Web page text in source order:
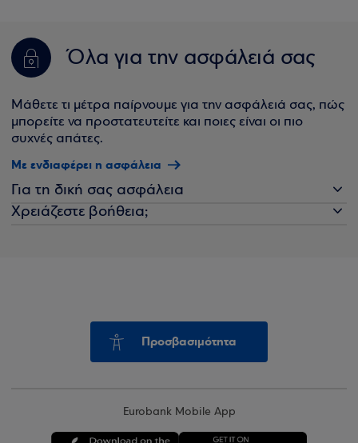
Όλα για την ασφάλειά σας
Μάθετε τι μέτρα παίρνουμε για την ασφάλειά σας, πώς
μπορείτε να προστατευτείτε και ποιες είναι οι πιο
συχνές απάτες.
Με ενδιαφέρει η ασφάλεια
Για τη δική σας ασφάλεια
Χρειάζεστε βοήθεια;
Προσβασιμότητα
Eurobank Mobile App